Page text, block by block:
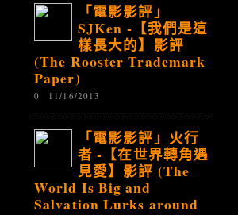
「電影影評」
SJKen -【我們是這
樣長大的】影評
(The Rooster Trademark
Paper)
0 11/16/2013
「電影影評」火行
者 -【在世界轉角遇
見愛】影評 (The
World Is Big and
Salvation Lurks around